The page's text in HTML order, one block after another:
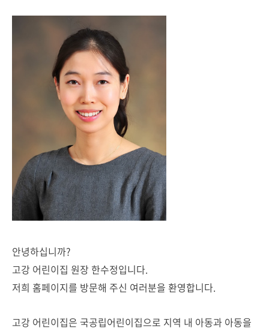
안녕하십니까?
고강 어린이집 원장 한수정입니다.
저희 홈페이지를 방문해 주신 여러분을 환영합니다.
고강 어린이집은 국공립어린이집으로 지역 내 아동과 아동을